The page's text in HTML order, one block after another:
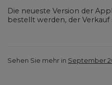
Die neueste Version der
bestellt werden, der
Sehen Sie mehr in September